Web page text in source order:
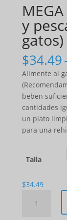
y
gatos)
$34.49
Alimente al
beben
cantidades
un plato
para una
Talla
$34.49
MEGA